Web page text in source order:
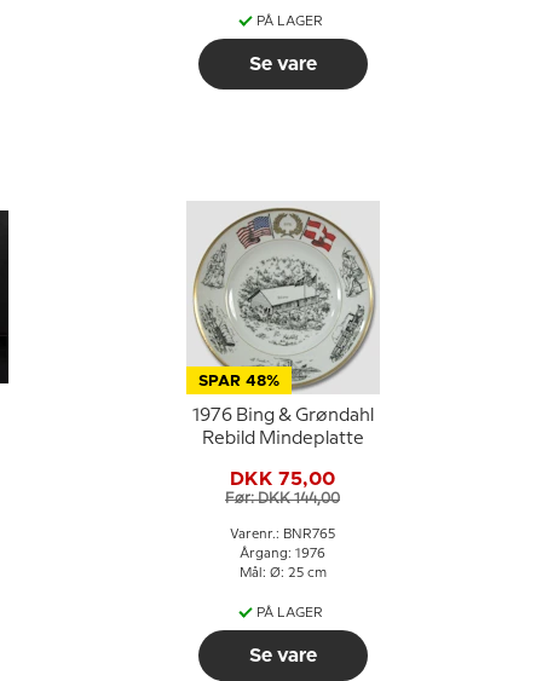
PÅ LAGER
Se vare
SPAR 48%
1976 Bing & Grøndahl
Rebild Mindeplatte
DKK 75,00
Før: DKK 144,00
Varenr.: BNR765
Årgang: 1976
Mål: Ø: 25 cm
PÅ LAGER
Se vare